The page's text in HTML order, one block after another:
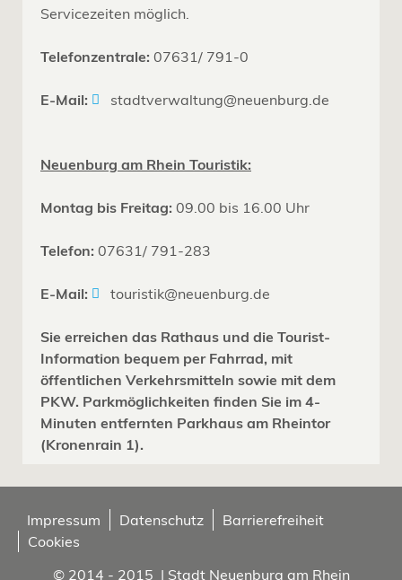
Servicezeiten möglich.
Telefonzentrale: 07631/ 791-0
E-Mail: stadtverwaltung@neuenburg.de
Neuenburg am Rhein Touristik:
Montag bis Freitag: 09.00 bis 16.00 Uhr
Telefon: 07631/ 791-283
E-Mail: touristik@neuenburg.de
Sie erreichen das Rathaus und die Tourist-
Information bequem per Fahrrad, mit
öffentlichen Verkehrsmitteln sowie mit dem
PKW. Parkmöglichkeiten finden Sie im 4-
Minuten entfernten Parkhaus am Rheintor
(Kronenrain 1).
Impressum Datenschutz
Barrierefreiheit
Cookies
© 2014 - 2015 | Stadt Neuenburg am Rhein